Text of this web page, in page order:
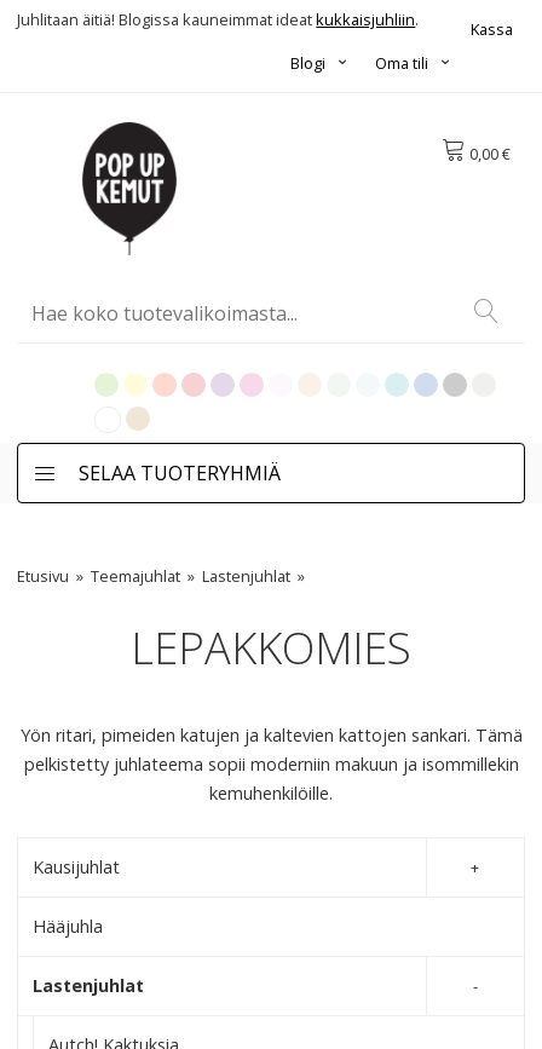
Juhlitaan äitiä! Blogissa kauneimmat ideatkukkaisjuhliin.
Kassa
Oma tili
Blogi
0,00 €
SELAA TUOTERYHMIÄ
Etusivu Teemajuhlat Lastenjuhlat
LEPAKKOMIES
Yön ritari, pimeiden katujen ja kaltevien kattojen sankari. Tämä
pelkistetty juhlateema sopii moderniin makuun ja isommillekin
kemuhenkilöille.
Kausijuhlat
Hääjuhla
Lastenjuhlat